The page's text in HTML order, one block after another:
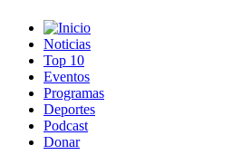
Noticias
Top 10
Eventos
Programas
Deportes
Podcast
Donar